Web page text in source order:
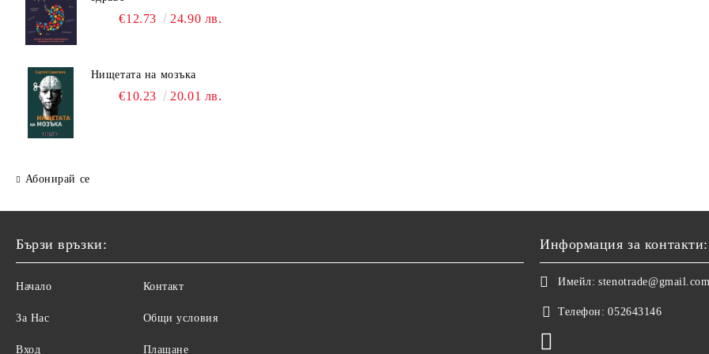
€12.73 24.90 лв.
Нищетата на мозъка
€10.23 20.01 лв.
Абонирай се
Бързи връзки:
Начало
За Нас
Вход
Контакт
Общи условия
Плащане
Информация за контакти:
Имейл:
Телефон: 052643146